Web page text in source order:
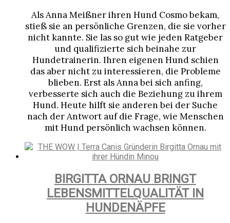
Als Anna Meißner ihren Hund Cosmo bekam,
stieß sie an persönliche Grenzen, die sie vorher
nicht kannte. Sie las so gut wie jeden Ratgeber
und qualifizierte sich beinahe zur
Hundetrainerin. Ihren eigenen Hund schien
das aber nicht zu interessieren, die Probleme
blieben. Erst als Anna bei sich anfing,
verbesserte sich auch die Beziehung zu ihrem
Hund. Heute hilft sie anderen bei der Suche
nach der Antwort auf die Frage, wie Menschen
mit Hund persönlich wachsen können.
BIRGITTA ORNAU BRINGT
LEBENSMITTEL­QUALITÄT IN
HUNDENÄPFE